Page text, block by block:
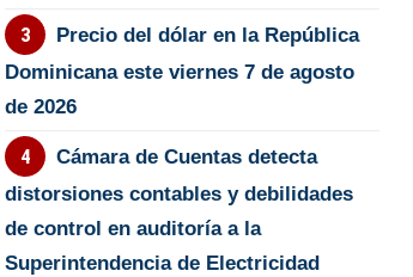
Precio del dólar en la República
Dominicana este viernes 7 de agosto
de 2026
Cámara de Cuentas detecta
distorsiones contables y debilidades
de control en auditoría a la
Superintendencia de Electricidad